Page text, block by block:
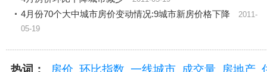
4月份70个大中城市房价变动情况:9城市新房价格下降 2011-
05-19
热词： 房价 环比指数 一线城市 成交量 房地产